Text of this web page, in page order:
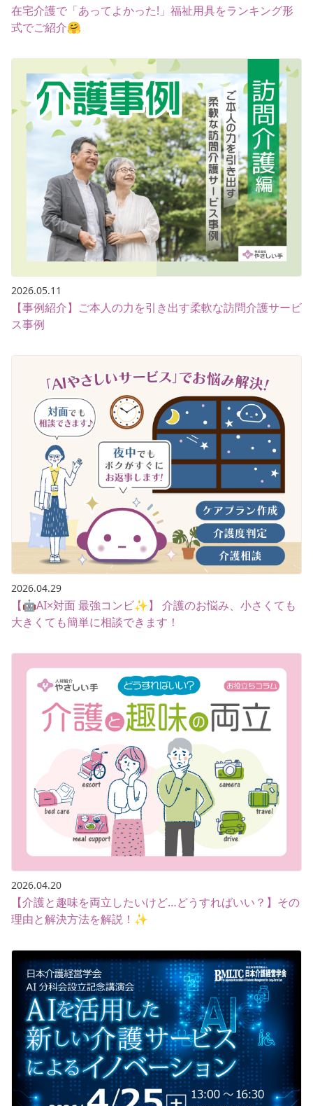
在宅介護で「あってよかった!」福祉用具をランキング形
式でご紹介🤗
2026.05.11
【事例紹介】ご本人の力を引き出す柔軟な訪問介護サービ
ス事例
2026.04.29
【🤖AI×対面 最強コンビ✨】 介護のお悩み、小さくても
大きくても簡単に相談できます！
2026.04.20
【介護と趣味を両立したいけど…どうすればいい？】その
理由と解決方法を解説！✨